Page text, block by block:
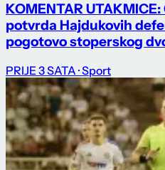
KOMENTAR
potvrda Hajdukovih
pogotovo stoperskog
PRIJE 3 SATA · Sport